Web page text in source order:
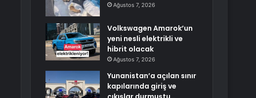
Ağustos 7, 2026
Volkswagen Amarok’un
yeni nesli elektrikli ve
hibrit olacak
Ağustos 7, 2026
Yunanistan’a açılan sınır
kapılarında giriş ve